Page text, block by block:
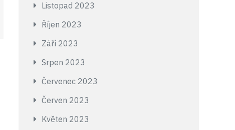
Listopad 2023
Říjen 2023
Září 2023
Srpen 2023
Červenec 2023
Červen 2023
Květen 2023